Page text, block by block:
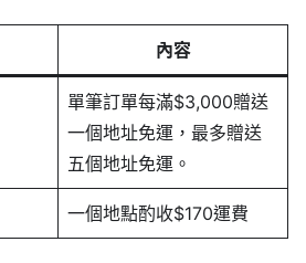
內容
單筆訂單每滿$3,000贈送
一個地址免運，最多贈送
五個地址免運。
一個地點酌收$170運費